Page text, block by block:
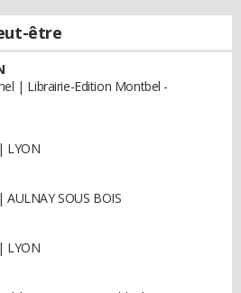
être
| Librairie-Edition Montbel -
LYON
SOUS BOIS
LYON